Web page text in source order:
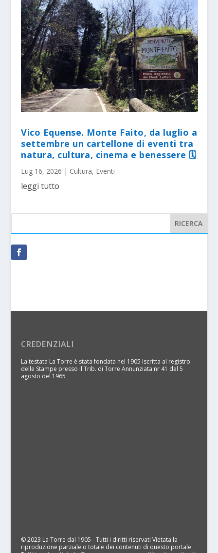
Vico Equense. Monte Faito, da luglio a
settembre un cartellone di eventi tra
natura, cultura, cinema e benessere 🗓
Lug 16, 2026 | Cultura, Eventi
leggi tutto
CREDENZIALI
La testata La Torre è stata fondata nel 1905 Iscritta al registro
delle Stampe presso il Trib. di Torre Annunziata nr 41 del 5
agosto del 1965
© 2023 La Torre dal 1905 - Tutti i diritti riservati Vietata la
riproduzione parziale o totale dei contenuti di questo portale